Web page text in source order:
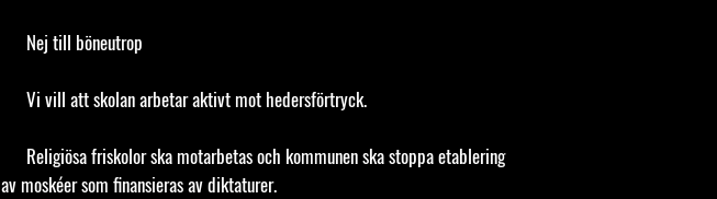
Nej till böneutrop
Vi vill att skolan arbetar aktivt mot hedersförtryck.
Religiösa friskolor ska motarbetas och kommunen ska stoppa etablering
av moskéer som finansieras av diktaturer.